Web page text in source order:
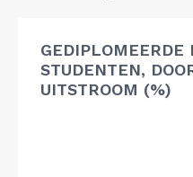
GEDIPLOMEERDE
STUDENTEN,
UITSTROOM (%)